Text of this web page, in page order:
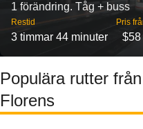
1 förändring. Tåg + buss
Restid
3 timmar 44 minuter
Pris
$58
Populära rutter
Florens